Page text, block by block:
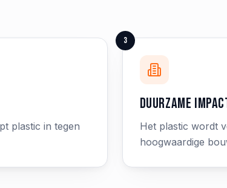
plastic in tegen
3
Duurzame
Het plastic wordt
hoogwaardige